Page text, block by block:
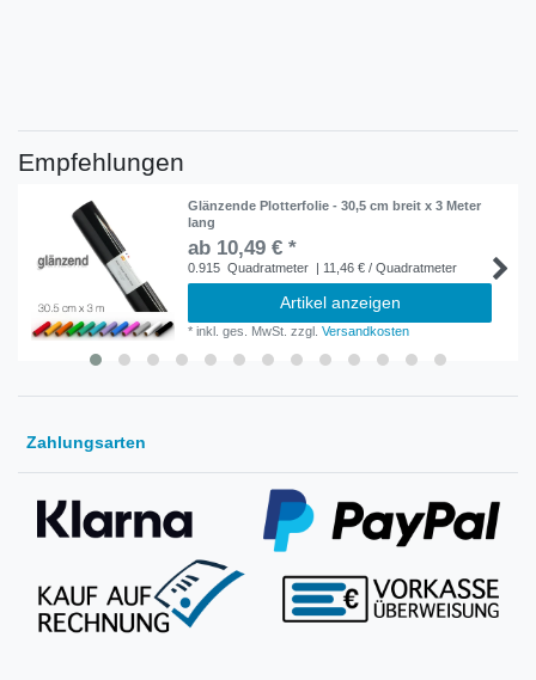
Empfehlungen
Glänzende Plotterfolie - 30,5 cm breit x 3 Meter
lang
ab 10,49 € *
0.915 Quadratmeter | 11,46 € / Quadratmeter
Artikel anzeigen
*inkl. ges. MwSt. zzgl.Versandkosten
Zahlungsarten